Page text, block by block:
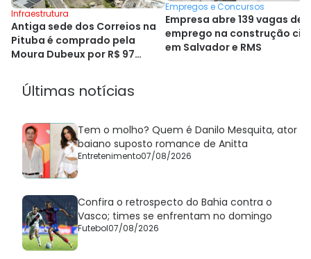
Infraestrutura
Antiga sede dos Correios na
Pituba é comprado pela
Moura Dubeux por R$ 97
Empregos e Concursos
Empresa abre 139 vagas de
emprego na construção
em Salvador e RMS
Últimas notícias
Tem o molho? Quem é Danilo Mesquita, ator
baiano suposto romance de Anitta
Entretenimento07/08/2026
Confira o retrospecto do Bahia contra o
Vasco; times se enfrentam no domingo
Futebol07/08/2026